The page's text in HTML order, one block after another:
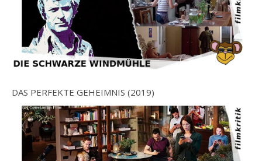
DAS PERFEKTE GEHEIMNIS (2019)